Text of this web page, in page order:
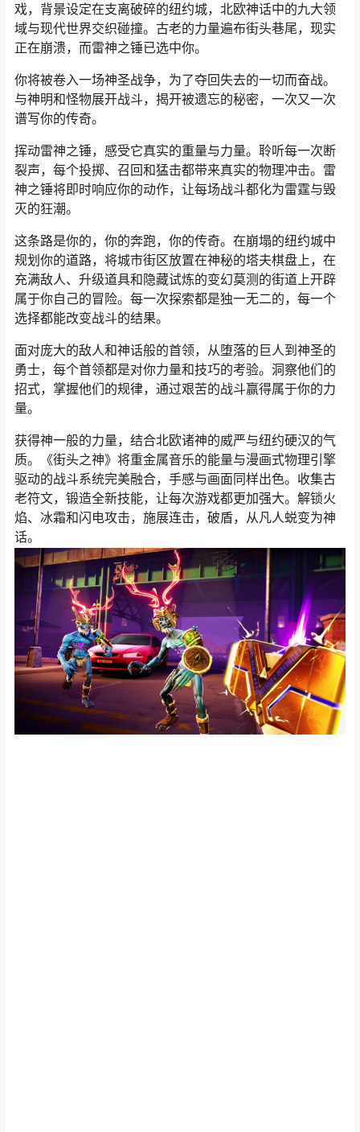
戏，背景设定在支离破碎的纽约城，北欧神话中的九大领
域与现代世界交织碰撞。古老的力量遍布街头巷尾，现实
正在崩溃，而雷神之锤已选中你。
你将被卷入一场神圣战争，为了夺回失去的一切而奋战。
与神明和怪物展开战斗，揭开被遗忘的秘密，一次又一次
谱写你的传奇。
挥动雷神之锤，感受它真实的重量与力量。聆听每一次断
裂声，每个投掷、召回和猛击都带来真实的物理冲击。雷
神之锤将即时响应你的动作，让每场战斗都化为雷霆与毁
灭的狂潮。
这条路是你的，你的奔跑，你的传奇。在崩塌的纽约城中
规划你的道路，将城市街区放置在神秘的塔夫棋盘上，在
充满敌人、升级道具和隐藏试炼的变幻莫测的街道上开辟
属于你自己的冒险。每一次探索都是独一无二的，每一个
选择都能改变战斗的结果。
面对庞大的敌人和神话般的首领，从堕落的巨人到神圣的
勇士，每个首领都是对你力量和技巧的考验。洞察他们的
招式，掌握他们的规律，通过艰苦的战斗赢得属于你的力
量。
获得神一般的力量，结合北欧诸神的威严与纽约硬汉的气
质。《街头之神》将重金属音乐的能量与漫画式物理引擎
驱动的战斗系统完美融合，手感与画面同样出色。收集古
老符文，锻造全新技能，让每次游戏都更加强大。解锁火
焰、冰霜和闪电攻击，施展连击，破盾，从凡人蜕变为神
话。